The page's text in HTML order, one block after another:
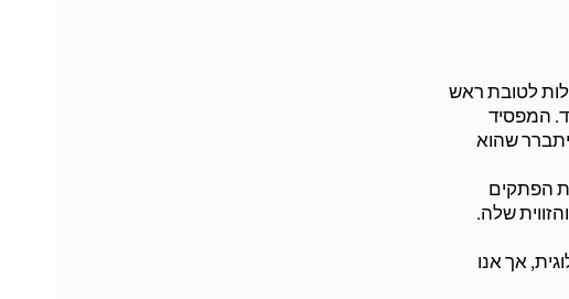
שליד צומת גולני, הסתיים הסיבוב השני של הבחירות למועצה המקומית בהפרש של כ- 50 קולות לטובת ראש
המפסיד
שהוא
הפתקים
שלה.
אך אנו